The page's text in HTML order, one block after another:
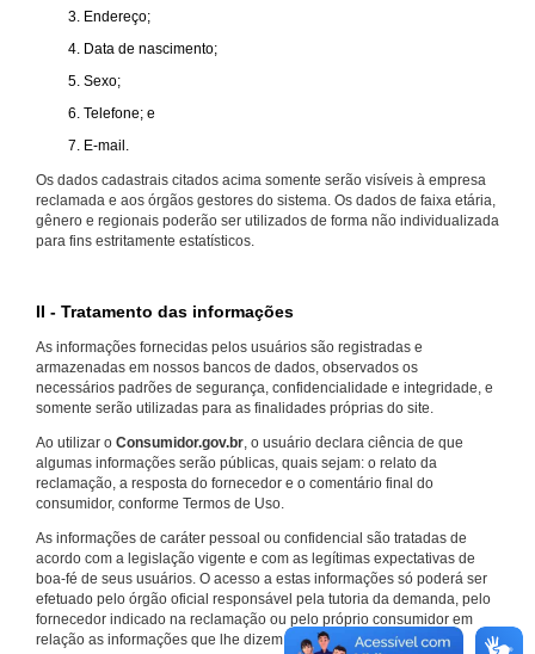
Endereço;
Data de nascimento;
Sexo;
Telefone; e
E-mail.
Os dados cadastrais citados acima somente serão visíveis à empresa
reclamada e aos órgãos gestores do sistema. Os dados de faixa etária,
gênero e regionais poderão ser utilizados de forma não individualizada
para fins estritamente estatísticos.
II - Tratamento das informações
As informações fornecidas pelos usuários são registradas e
armazenadas em nossos bancos de dados, observados os
necessários padrões de segurança, confidencialidade e integridade, e
somente serão utilizadas para as finalidades próprias do site.
Ao utilizar o Consumidor.gov.br, o usuário declara ciência de que
algumas informações serão públicas, quais sejam: o relato da
reclamação, a resposta do fornecedor e o comentário final do
consumidor, conforme Termos de Uso.
As informações de caráter pessoal ou confidencial são tratadas de
acordo com a legislação vigente e com as legítimas expectativas de
boa-fé de seus usuários. O acesso a estas informações só poderá ser
efetuado pelo órgão oficial responsável pela tutoria da demanda, pelo
fornecedor indicado na reclamação ou pelo próprio consumidor em
relação as informações que lhe dizem respeito.